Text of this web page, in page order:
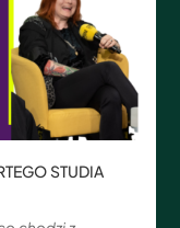
STUDIA